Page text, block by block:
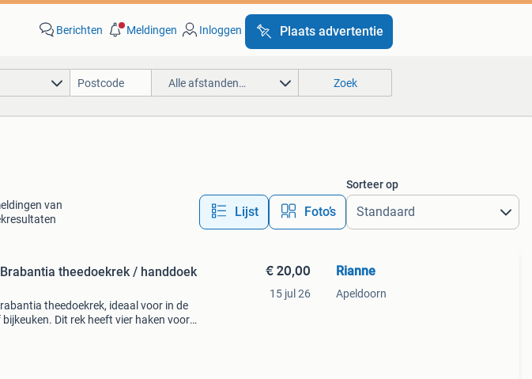
Berichten Meldingen Inloggen Plaats advertentie
Alle afstanden… Zoek
van
Lijst Foto’s
Sorteer op
theedoekrek / handdoek
theedoekrek, ideaal voor in de
bijkeuken. Dit rek heeft vier haken voor
€ 20,00
15 jul 26
Rianne
Apeldoorn